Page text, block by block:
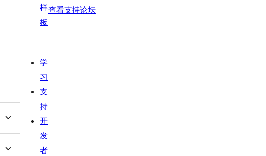
查看支持论坛
样
板
学
习
支
持
开
发
者